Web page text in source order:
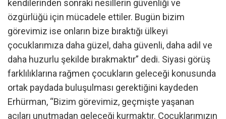
kendilerinden sonraki nesillerin güvenliği ve
özgürlüğü için mücadele ettiler. Bugün bizim
görevimiz ise onların bize bıraktığı ülkeyi
çocuklarımıza daha güzel, daha güvenli, daha adil ve
daha huzurlu şekilde bırakmaktır” dedi. Siyasi görüş
farklılıklarına rağmen çocukların geleceği konusunda
ortak paydada buluşulması gerektiğini kaydeden
Erhürman, “Bizim görevimiz, geçmişte yaşanan
acıları unutmadan geleceği kurmaktır. Çocuklarımızın